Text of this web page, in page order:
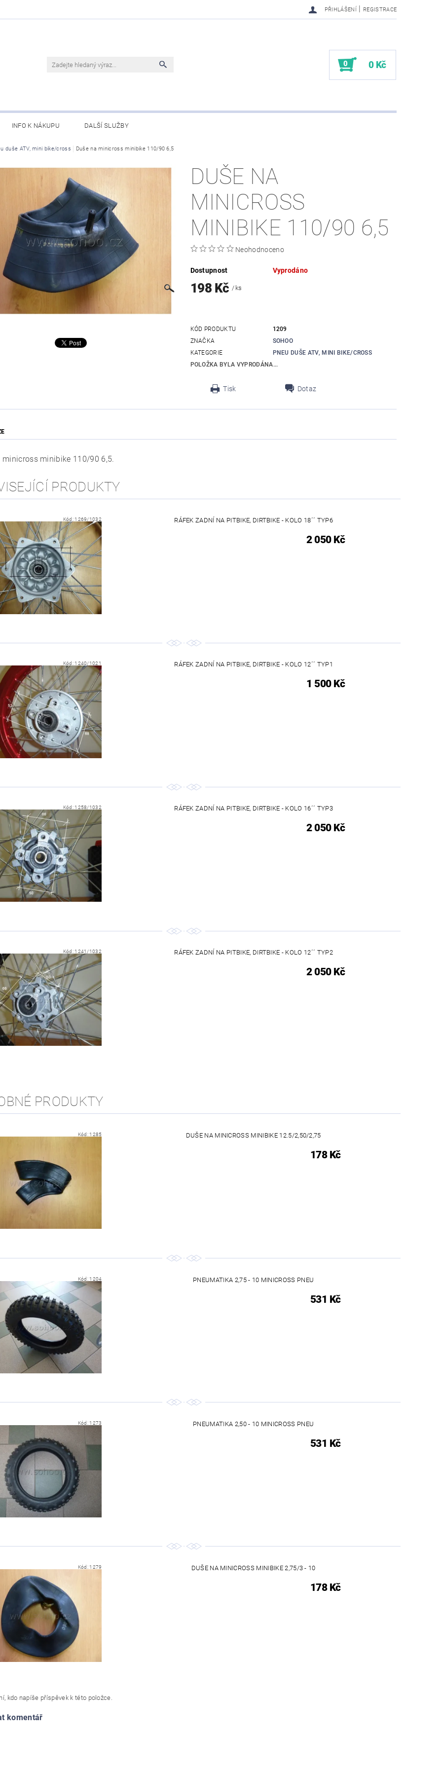
PŘIHLÁŠENÍ | REGISTRACE
0 0 Kč
INFO K NÁKUPU DALŠÍ SLUŽBY
duše ATV, mini bike/cross Duše na minicross minibike 110/90 6,5
DUŠE NA
MINICROSS
MINIBIKE 110/90 6,5
Neohodnoceno
Dostupnost Vyprodáno
198 Kč/ ks
KÓD PRODUKTU
1209
ZNAČKA
SOHOO
KATEGORIE
PNEU DUŠE ATV, MINI BIKE/CROSS
POLOŽKA BYLA VYPRODÁNA...
Tisk Dotaz
minicross minibike 110/90 6,5.
PRODUKTY
Kód: 1269/1032 RÁFEK ZADNÍ NA PITBIKE, DIRTBIKE - KOLO 18´´ TYP6
2 050 Kč
Kód: 1240/1021 RÁFEK ZADNÍ NA PITBIKE, DIRTBIKE - KOLO 12´´ TYP1
1 500 Kč
Kód: 1258/1032 RÁFEK ZADNÍ NA PITBIKE, DIRTBIKE - KOLO 16´´ TYP3
2 050 Kč
Kód: 1241/1032 RÁFEK ZADNÍ NA PITBIKE, DIRTBIKE - KOLO 12´´ TYP2
2 050 Kč
PRODUKTY
Kód: 1285 DUŠE NA MINICROSS MINIBIKE 12.5/2,50/2,75
178 Kč
Kód: 1204 PNEUMATIKA 2,75 - 10 MINICROSS PNEU
531 Kč
Kód: 1273 PNEUMATIKA 2,50 - 10 MINICROSS PNEU
531 Kč
Kód: 1279 DUŠE NA MINICROSS MINIBIKE 2,75/3 - 10
178 Kč
kdo napíše příspěvek k této položce.
komentář